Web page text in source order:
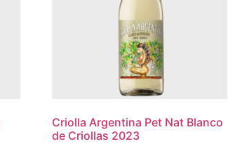
Criolla Argentina Pet Nat Blanco
de Criollas 2023